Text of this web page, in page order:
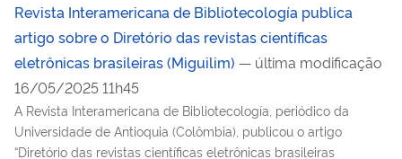
Revista Interamericana de Bibliotecología publica
artigo sobre o Diretório das revistas científicas
eletrônicas brasileiras (Miguilim) — última modificação
16/05/2025 11h45
A Revista Interamericana de Bibliotecología, periódico da
Universidade de Antioquia (Colômbia), publicou o artigo
“Diretório das revistas científicas eletrônicas brasileiras